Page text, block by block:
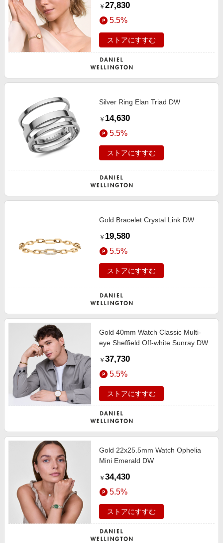
￥ 27,830
5.5%
ストアにすすむ
Silver Ring Elan Triad DW
￥ 14,630
5.5%
ストアにすすむ
Gold Bracelet Crystal Link DW
￥ 19,580
5.5%
ストアにすすむ
Gold 40mm Watch Classic Multi-
eye Sheffield Off-white Sunray DW
￥ 37,730
5.5%
ストアにすすむ
Gold 22x25.5mm Watch Ophelia
Mini Emerald DW
￥ 34,430
5.5%
ストアにすすむ